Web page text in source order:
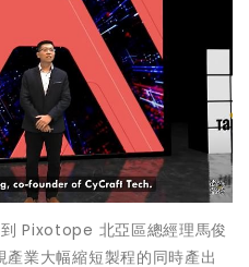
到 Pixotope 北亞區總經理馬俊
業大幅縮短製程的同時產出